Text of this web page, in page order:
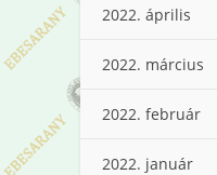
2022. április
2022. március
2022. február
2022. január